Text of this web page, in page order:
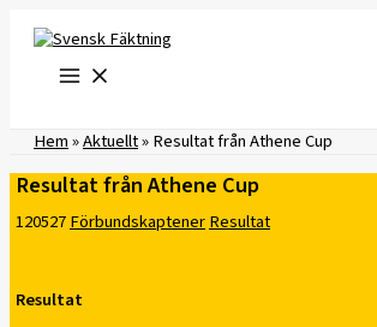
innehåll
Hem»Aktuellt»Resultat från Athene Cup
Resultat från Athene Cup
120527FörbundskaptenerResultat
Resultat